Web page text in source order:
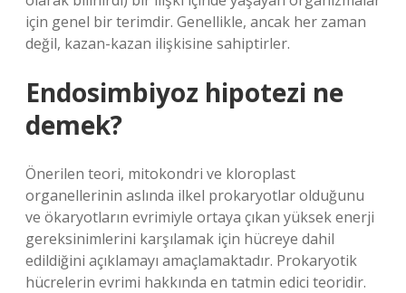
için genel bir terimdir. Genellikle, ancak her zaman
değil, kazan-kazan ilişkisine sahiptirler.
Endosimbiyoz hipotezi ne
demek?
Önerilen teori, mitokondri ve kloroplast
organellerinin aslında ilkel prokaryotlar olduğunu
ve ökaryotların evrimiyle ortaya çıkan yüksek enerji
gereksinimlerini karşılamak için hücreye dahil
edildiğini açıklamayı amaçlamaktadır. Prokaryotik
hücrelerin evrimi hakkında en tatmin edici teoridir.